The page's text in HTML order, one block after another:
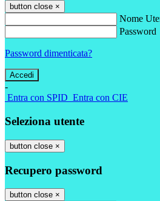
button close ×
Nome
Password
Password dimenticata?
-
Entra con SPID Entra con CIE
Seleziona utente
button close ×
Recupero password
button close ×